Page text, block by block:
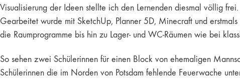
Visualisierung der Ideen stellte ich den Lernenden diesmal völlig
Gearbeitet wurde mit SketchUp, Planner 5D, Minecraft und
die Raumprogramme bis hin zu Lager- und WC-Räumen wie bei
So sehen zwei Schülerinnen für einen Block von ehemaligen
Schülerinnen die im Norden von Potsdam fehlende Feuerwache